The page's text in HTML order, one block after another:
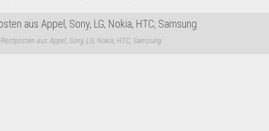
Restposten aus Appel, Sony, LG, Nokia, HTC, Samsung